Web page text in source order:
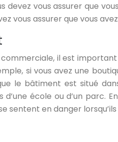
devez vous assurer que
vous assurer que vous
il est
si vous avez une
le bâtiment est situé
école ou d’un parc.
sentent en danger